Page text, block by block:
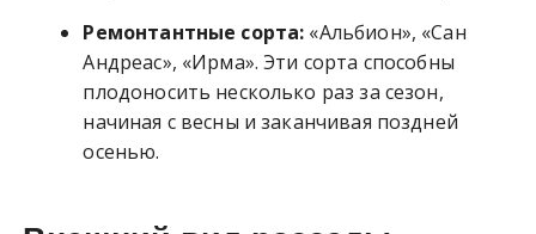
Ремонтантные сорта: «Альбион», «Сан
Андреас», «Ирма». Эти сорта способны
плодоносить несколько раз за сезон,
начиная с весны и заканчивая поздней
осенью.